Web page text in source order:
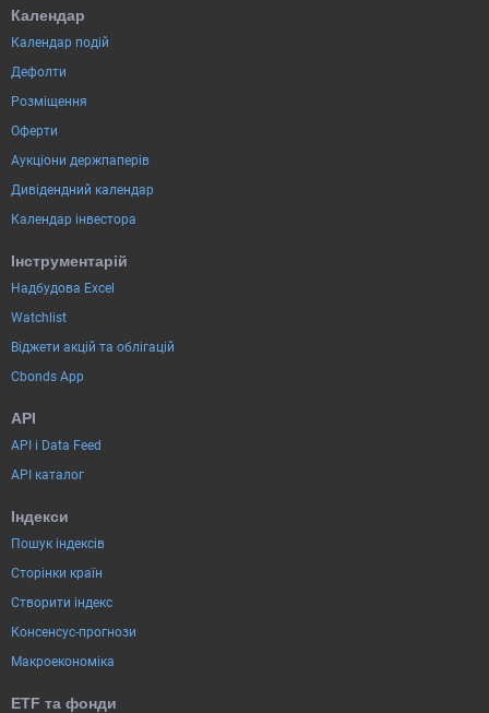
Календар
Календар подій
Дефолти
Розміщення
Оферти
Аукціони держпаперів
Дивідендний календар
Календар інвестора
Інструментарій
Надбудова Excel
Watchlist
Віджети акцій та облігацій
Cbonds App
API
API і Data Feed
API каталог
Індекси
Пошук індексів
Сторінки країн
Створити індекс
Консенсус-прогнози
Макроекономіка
ETF та фонди